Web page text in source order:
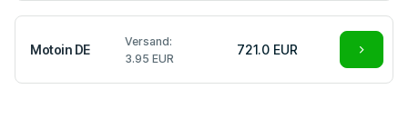
Motoin DE
Versand:
3.95 EUR
721.0 EUR